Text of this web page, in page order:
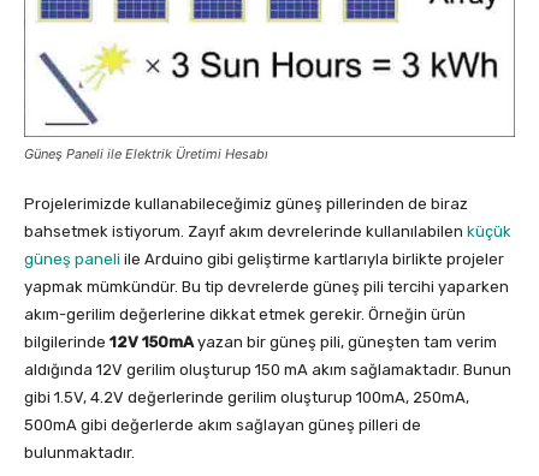
Güneş Paneli ile Elektrik Üretimi Hesabı
Projelerimizde kullanabileceğimiz güneş pillerinden de biraz
bahsetmek istiyorum. Zayıf akım devrelerinde kullanılabilen küçük
güneş paneli ile Arduino gibi geliştirme kartlarıyla birlikte projeler
yapmak mümkündür. Bu tip devrelerde güneş pili tercihi yaparken
akım-gerilim değerlerine dikkat etmek gerekir. Örneğin ürün
bilgilerinde 12V 150mAyazan bir güneş pili, güneşten tam verim
aldığında 12V gerilim oluşturup 150 mA akım sağlamaktadır. Bunun
gibi 1.5V, 4.2V değerlerinde gerilim oluşturup 100mA, 250mA,
500mA gibi değerlerde akım sağlayan güneş pilleri de
bulunmaktadır.